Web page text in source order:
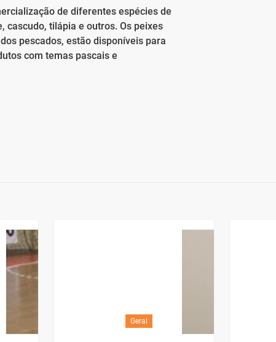
de diferentes espécies de
cascudo, tilápia e outros. Os peixes
pescados, estão disponíveis para
com temas pascais e
Geral